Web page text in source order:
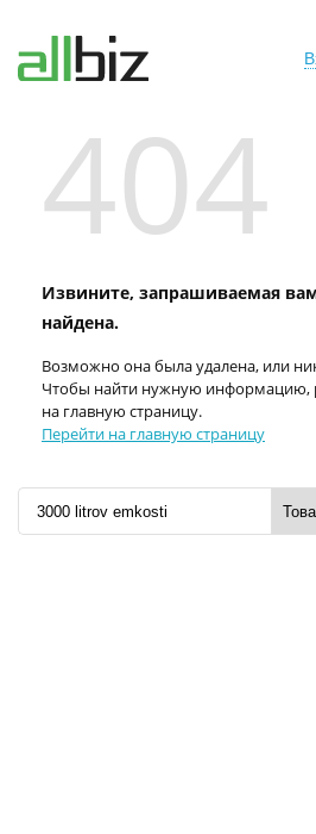
404
Извините, запрашиваемая
найдена.
Возможно она была удалена, или
Чтобы найти нужную информацию,
на главную страницу.
Перейти на главную страницу